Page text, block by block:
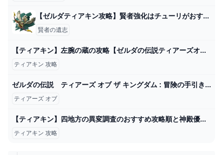
【ゼルダティアキン攻略】賢者強化はチューリがおすすめか。 – ゲーム攻略のかけら
賢者の遺志
【ティアキン】左腕の蔵の攻略【ゼルダの伝説ティアーズオブザキングダム】 - YouTube
ティアキン 攻略
ゼルダの伝説 ティアーズ オブ ザ キングダム : 冒険の手引き Nintendo Switch 任天堂
ティアーズ オブ
【ティアキン】四地方の異変調査のおすすめ攻略順と神殿優先度【ゼルダの伝説ティアーズオブザキングダム】 - アルテマ
ティアキン 攻略